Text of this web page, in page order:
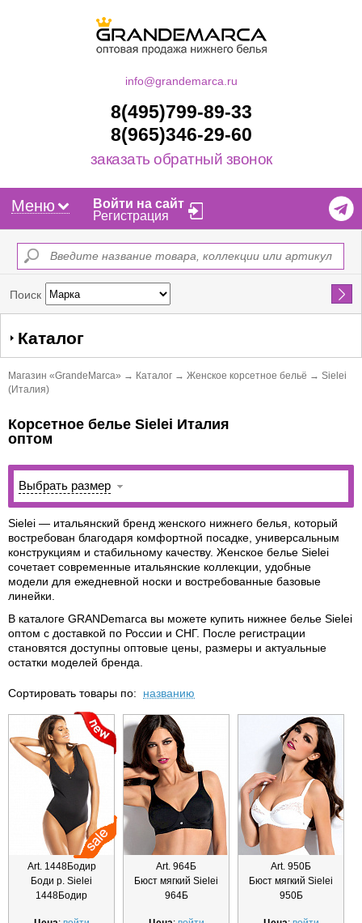
info@grandemarca.ru
8(495)799-89-33
8(965)346-29-60
заказать обратный звонок
Меню
Войти на сайт
Регистрация
Поиск Найти
Каталог
Магазин «GrandeMarca» → Каталог → Женское корсетное бельё → Sielei
(Италия)
Корсетное белье Sielei Италия
оптом
Выбрать размер
Sielei — итальянский бренд женского нижнего белья, который
востребован благодаря комфортной посадке, универсальным
конструкциям и стабильному качеству. Женское белье Sielei
сочетает современные итальянские коллекции, удобные
модели для ежедневной носки и востребованные базовые
линейки.
В каталоге GRANDemarca вы можете купить нижнее белье Sielei
оптом с доставкой по России и СНГ. После регистрации
становятся доступны оптовые цены, размеры и актуальные
остатки моделей бренда.
Сортировать товары по: названию
Art. 1448Бодир
Боди р. Sielei
1448Бодир
Art. 964Б
Бюст мягкий Sielei
964Б
Art. 950Б
Бюст мягкий Sielei
950Б